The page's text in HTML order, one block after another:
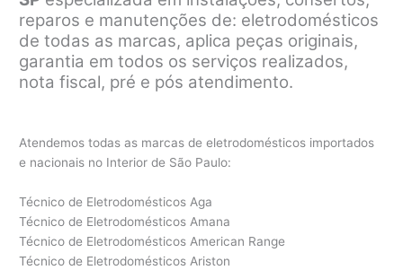
reparos e manutenções de: eletrodomésticos
de todas as marcas, aplica peças originais,
garantia em todos os serviços realizados,
nota fiscal, pré e pós atendimento.
Atendemos todas as marcas de eletrodomésticos importados
e nacionais no Interior de São Paulo:
Técnico de Eletrodomésticos Aga
Técnico de Eletrodomésticos Amana
Técnico de Eletrodomésticos American Range
Técnico de Eletrodomésticos Ariston